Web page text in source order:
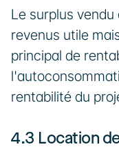
Le surplus
revenus utile
principal de
rentabilité du
4.3 Location